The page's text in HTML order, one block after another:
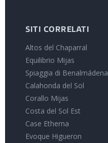
SITI CORRELATI
Altos del Chaparral
Equilibrio Mijas
Spiaggia di Benalmádena
Calahonda del Sol
Corallo Mijas
Costa del Sol Est
Case Etherna
Evoque Higueron